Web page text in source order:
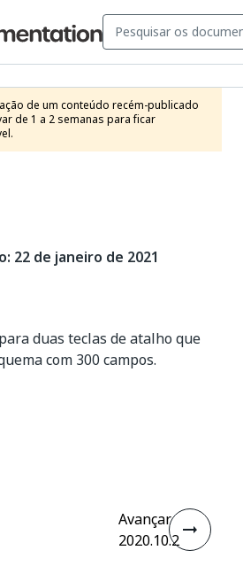
de um conteúdo recém-publicado
de 1 a 2 semanas para ficar
22 de janeiro de 2021
duas teclas de atalho que
com 300 campos.
Avançar
2020.10.2